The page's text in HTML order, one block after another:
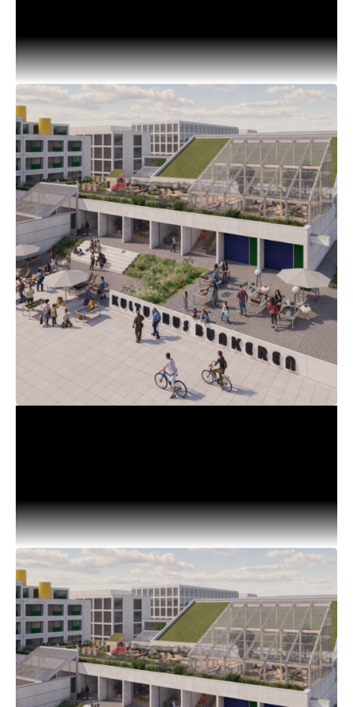
Skal du i praktik i forbindelse med din
universitetsuddannelse i efteråret? Så har vi en
spændende mulighed for dig, der gerne vil være
helt skarp på at .
Kulturhus Bunkeren har nu valgt totalrådgiver til den
kommende transformation af den brutalistiske
bygning i Skejby. Tilbuddet fra AART, Rambøll og
ReVærk udmærker sig ved på fortrinlig vis at have
tilbudt bygherren en stærk og tydelig
projektorganisation med klare roller og dygtige
nøglemedarbejdere, hvor særligt kompetencer,
organisation og metodisk tilgang til bæredygtighed
er behandlet som et centralt spor i løsning af